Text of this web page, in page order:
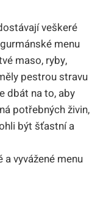
veškeré
menu
maso, ryby,
pestrou stravu
dbát na to, aby
potřebných živin,
být šťastní a